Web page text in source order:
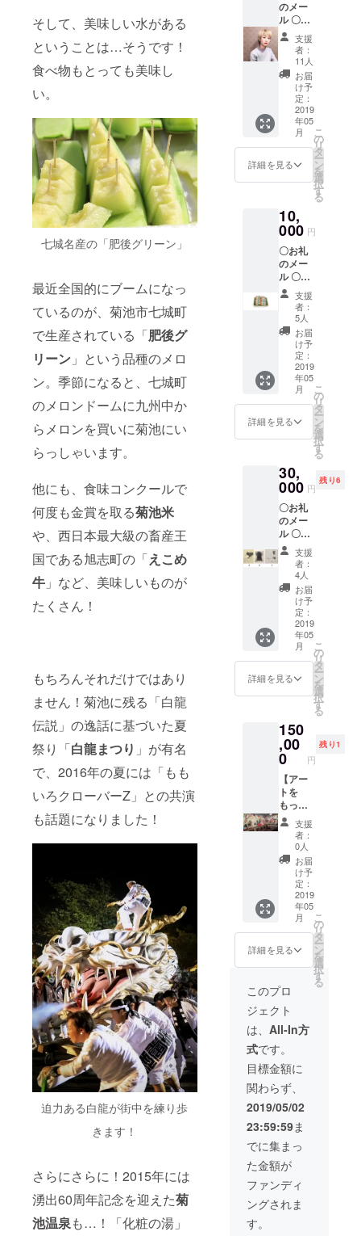
そして、美味しい水がある
ということは…そうです！
食べ物もとっても美味し
い。
七城名産の「肥後グリーン」
最近全国的にブームになっ
ているのが、菊池市七城町
で生産されている「肥後グ
リーン 」という品種のメロ
ン。季節になると、七城町
のメロンドームに九州中か
らメロンを買いに菊池にい
らっしゃいます。
他にも、食味コンクールで
何度も金賞を取る菊池米
や、西日本最大級の畜産王
国である旭志町の「えこめ
牛 」など、美味しいものが
たくさん！
もちろんそれだけではあり
ません！菊池に残る「白龍
伝説」の逸話に基づいた夏
祭り「白龍まつり 」が有名
で、2016年の夏には「もも
いろクローバーZ」との共演
も話題になりました！
迫力ある白龍が街中を練り歩
きます！
さらにさらに！2015年には
湧出60周年記念を迎えた菊
池温泉も…！「化粧の湯」
グは5月
GW明け
に送付
しま
す！
のメー
ル 〇オ
リジナ
ルトー
トバッ
グ 〇モ
モモリ
メイ
オリジ
ナルタ
ンブ
ラー
支援
者：
11人
お届
け予
定：
2019
年05
月
詳細を見る
こ
の
リ
タ
ー
ン
を
選
択
す
る
10,
000 円
〇お礼
のメー
ル 〇オ
リジナ
ルトー
トバッ
グ 〇マ
マトコ
キッチ
ンハン
バーグ7
個セッ
ト ・
nonGM
O牛ハン
バーグ
（200ｇ
×2個）
・ママ
トコこ
どもハ
ンバー
グ（240
ｇ×2
個） ・
くまも
とハン
バーグ
塩麹
（200ｇ
×3個）
支援
者：
5人
お届
け予
定：
2019
年05
月
詳細を見る
こ
の
リ
タ
ー
ン
を
選
択
す
る
30,
000 円
残り6
〇お礼
のメー
ル 〇オ
リジナ
ルトー
トバッ
グ 〇し
まうち
みか
銅版画
（378×
287mm
額装
込） ※
銅版画
はA・
中から
お選び
くださ
い
支援
者：
4人
お届
け予
定：
2019
年05
月
詳細を見る
こ
の
リ
タ
ー
ン
を
選
択
す
る
150
,00
0 円
残り1
【アー
トを
もっと
身近
に！ス
ペシャ
ル体験
コー
ス】 ★
スズキ
サアヤ
があな
たのお
店に絵
を書き
に行き
ま
す！
150,000
円 ◎お
礼の
メール
をお送
りさせ
ていた
だきま
す！ ◎
日本全
国どこ
へでも
伺いま
すが、
スズキ
サアヤ
支援
者：
0人
お届
け予
定：
2019
年05
月
詳細を見る
こ
の
リ
タ
ー
ン
を
選
択
す
る
このプロ
ジェクト
は、 All-In方
式です。
目標金額に
関わらず、
2019/05/02
23:59:59ま
でに集まっ
た金額が
ファンディ
ングされま
す。